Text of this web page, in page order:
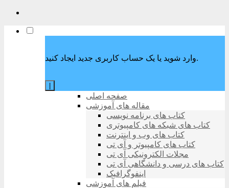
وارد شوید یا یک حساب کاربری جدید ایجاد کنید.
صفحه اصلی
مقاله های آموزشی
کتاب های برنامه نویسی
کتاب های شبکه های کامپیوتری
کتاب های وب و اینترنت
کتاب های کامپیوتر و آی تی
مجلات الکترونیکی آی تی
کتاب های درسی و دانشگاهی آی تی
اینفوگرافیک
فیلم های آموزشی